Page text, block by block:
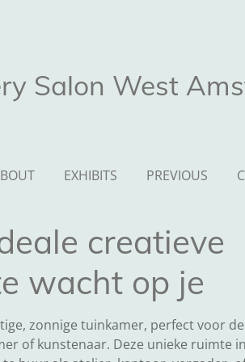
Salon West
EXHIBITS PREVIOUS
creatieve
wacht op je
zonnige tuinkamer, perfect voor de
of kunstenaar. Deze unieke ruimte in